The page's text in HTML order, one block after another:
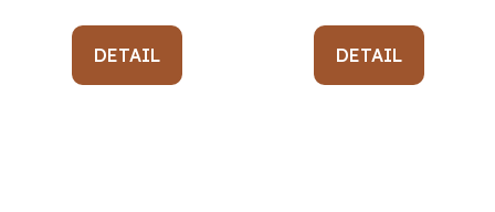
DETAIL
5,0
z
5
DETAIL